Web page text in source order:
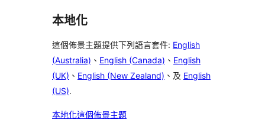
本地化
這個佈景主題提供下列語言套件: English
(Australia) 、 English (Canada) 、 English
(UK) 、 English (New Zealand) 、及 English
(US).
本地化這個佈景主題